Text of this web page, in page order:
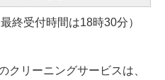
終受付時間は18時30分）
リーニングサービスは、